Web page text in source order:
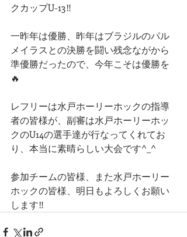
クカップU-13‼️
一昨年は優勝、昨年はブラジルのパル
メイラスとの決勝を闘い残念ながから
準優勝だったので、今年こそは優勝を
🔥
レフリーは水戸ホーリーホックの指導
者の皆様が、副審は水戸ホーリーホッ
クのU14の選手達が行なってくれてお
り、本当に素晴らしい大会です^_^
参加チームの皆様、また水戸ホーリー
ホックの皆様、明日もよろしくお願い
します‼️